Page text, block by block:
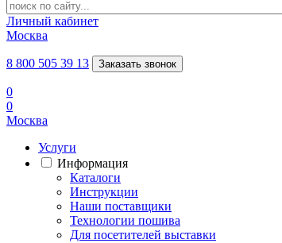
Личный кабинет
Москва
8 800 505 39 13 Заказать звонок
0
0
Москва
Услуги
Информация
Каталоги
Инструкции
Наши поставщики
Технологии пошива
Для посетителей выставки